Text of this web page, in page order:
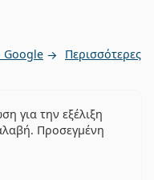
Google Περισσότερες
για την εξέλιξη
Προσεγμένη